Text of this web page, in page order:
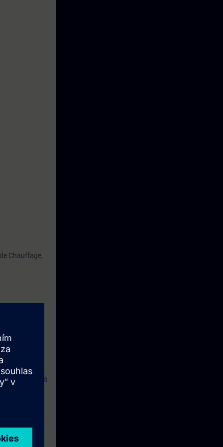
Chauffage,
installations
avancé ou